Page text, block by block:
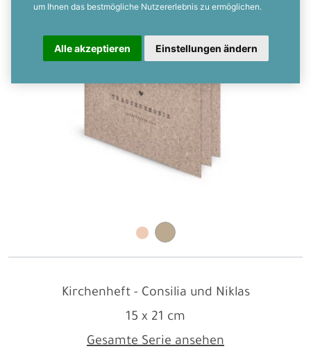
um Ihnen das bestmögliche Nutzererlebnis zu ermöglichen.
Alle akzeptieren Einstellungen ändern
Kirchenheft - Consilia und Niklas
Gesamte Serie ansehen
15 x 21 cm